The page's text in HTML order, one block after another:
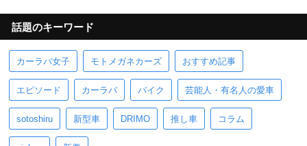
話題のキーワード
カーラバ女子 モトメガネカーズ おすすめ記事
エピソード カーラバ バイク 芸能人・有名人の愛車
sotoshiru 新型車 DRIMO 推し車 コラム